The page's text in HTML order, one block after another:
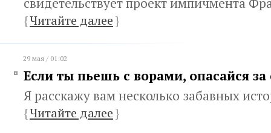
{Читайте далее}
29 мая / 01:02
Если ты пьешь с ворами, опасайся
Я расскажу вам несколько забавных
{Читайте далее}